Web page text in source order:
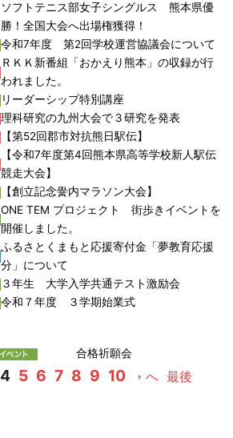
ソフトテニス部女子シングルス 熊本県優
勝！全国大会へ出場権獲得！
令和7年度 第2回学校運営協議会について
ＲＫＫ新番組「おかえり熊本」の収録が行
われました。
リーダーシップ特別講座
理科研究の九州大会で３研究を発表
【第52回郡市対抗熊日駅伝】
【令和7年度第4回熊本県高等学校新人駅伝
競走大会】
【創立記念黌内マラソン大会】
ONE TEM プロジェクト 街歩きイベントを
開催しました。
ふるさとくまもと応援寄付金「夢教育応援
分」について
３年生 大学入学共通テスト激励会
令和７年度 ３学期始業式
合格祈願会
4 5 6 7 8 9 10 へ 最後